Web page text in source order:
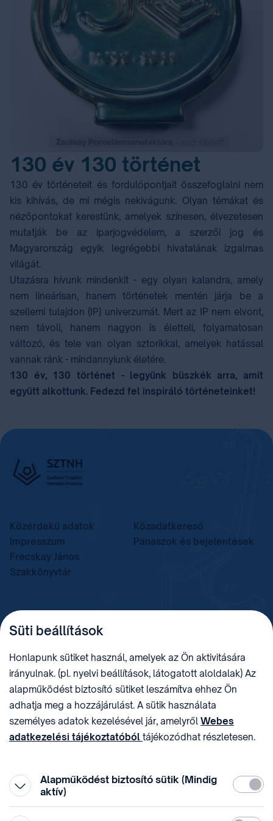
130 év 130 történet
130 év történeteit és fordulópontjait összefoglalni nem
kis kihívás, de mi mégis nekivágunk. Olyan témákat és
nézőpontokat kerestünk, amelyek színesen, élvezetesen
mutatják be az iparjogvédelem, a szerzői jog és
Magyarország egyik legrégebbi hivatalának izgalmas
világát.
Utazásra hívunk mindenkit - egy olyan kalandra, amely
nem lineárisan, hanem történetek mentén járja be a
szellemi tulajdon (IP) univerzumát. Mert az IP nem elvont,
nem távoli, hanem nagyon is életteli, folyamatosan
változó, és tele van olyan sztorikkal, amelyek hatással
vannak ránk - mindannyiunk életére. ⁣
130 év, 130 történet - legyünk büszkék arra, amit
együtt alkottunk. Fedezd fel inspiráló történeteinket!
Közérdekű adatok
Közadatkereső
Impresszum
Panaszok és bejelentések
Frecskay János
Szakkönyvtár
TELEFON
+36 (1) 312 4400
sztnh@hipo.gov.hu 15311746-2-42
CÍM
1081 Budapest II. János
Pál pápa tér 7.
HIVATAL RÖVID NEVE
SZTNHOPS, KRID:
174434905
KÖZÖSSÉGI MÉDIA
Süti beállítások
Honlapunk sütiket használ, amelyek az Ön aktivitására
irányulnak. (pl. nyelvi beállítások, látogatott aloldalak) Az
alapműködést biztosító sütiket leszámítva ehhez Ön
adhatja meg a hozzájárulást. A sütik használata
személyes adatok kezelésével jár, amelyről Webes
adatkezelési tájékoztatóból tájékozódhat részletesen.
Alapműködést biztosító sütik (Mindig
aktív)